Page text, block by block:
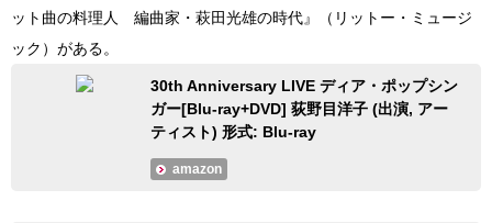
ット曲の料理人 編曲家・萩田光雄の時代』（リットー・ミュージ
ック）がある。
30th Anniversary LIVE ディア・ポップシン
ガー[Blu-ray+DVD] 荻野目洋子 (出演, アー
ティスト) 形式: Blu-ray
amazon